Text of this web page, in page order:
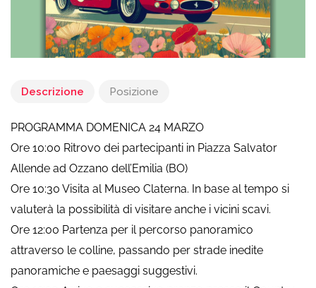
Descrizione Posizione
PROGRAMMA DOMENICA 24 MARZO
Ore 10:00 Ritrovo dei partecipanti in Piazza Salvator
Allende ad Ozzano dell’Emilia (BO)
Ore 10:30 Visita al Museo Claterna. In base al tempo si
valuterà la possibilità di visitare anche i vicini scavi.
Ore 12:00 Partenza per il percorso panoramico
attraverso le colline, passando per strade inedite
panoramiche e paesaggi suggestivi.